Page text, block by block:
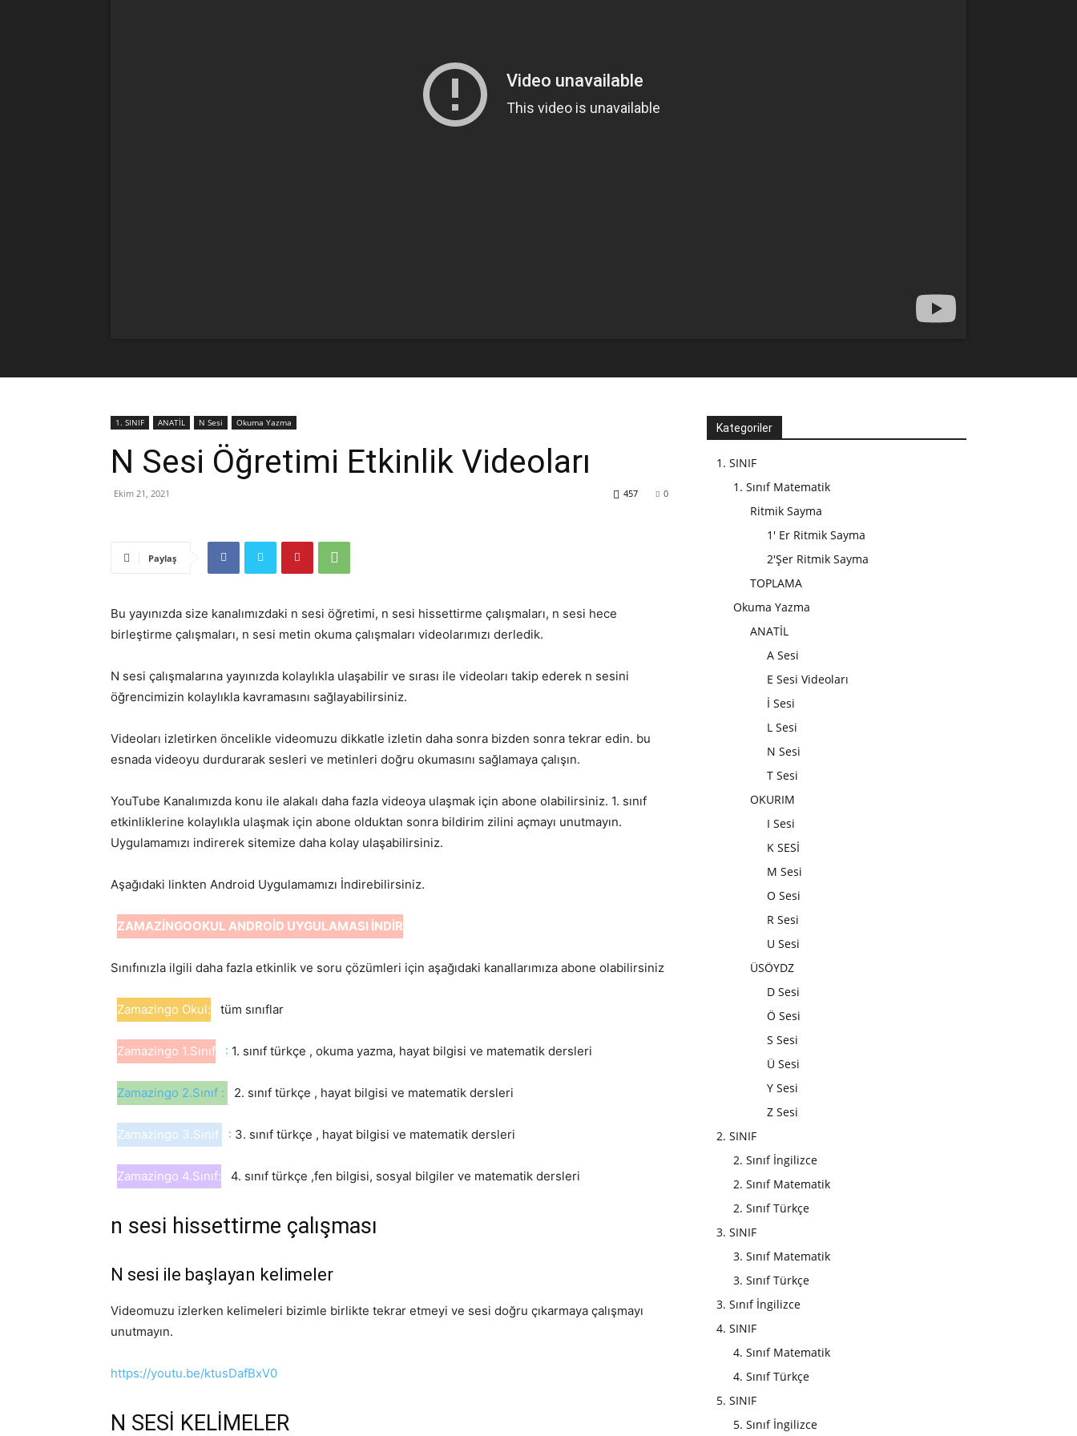
1. SINIF ANATİL N Sesi Okuma Yazma
N Sesi Öğretimi Etkinlik Videoları
Ekim 21, 2021 0
457
Paylaş
Bu yayınızda size kanalımızdaki n sesi öğretimi, n sesi hissettirme çalışmaları, n sesi hece
birleştirme çalışmaları, n sesi metin okuma çalışmaları videolarımızı derledik.
N sesi çalışmalarına yayınızda kolaylıkla ulaşabilir ve sırası ile videoları takip ederek n sesini
öğrencimizin kolaylıkla kavramasını sağlayabilirsiniz.
Videoları izletirken öncelikle videomuzu dikkatle izletin daha sonra bizden sonra tekrar edin. bu
esnada videoyu durdurarak sesleri ve metinleri doğru okumasını sağlamaya çalışın.
YouTube Kanalımızda konu ile alakalı daha fazla videoya ulaşmak için abone olabilirsiniz. 1. sınıf
etkinliklerine kolaylıkla ulaşmak için abone olduktan sonra bildirim zilini açmayı unutmayın.
Uygulamamızı indirerek sitemize daha kolay ulaşabilirsiniz.
Aşağıdaki linkten Android Uygulamamızı İndirebilirsiniz.
ZAMAZİNGOOKUL ANDROİD UYGULAMASI İNDİR
Sınıfınızla ilgili daha fazla etkinlik ve soru çözümleri için aşağıdaki kanallarımıza abone olabilirsiniz
Zamazingo Okul: tüm sınıflar
Zamazingo 1.Sınıf : 1. sınıf türkçe , okuma yazma, hayat bilgisi ve matematik dersleri
Zamazingo 2.Sınıf : 2. sınıf türkçe , hayat bilgisi ve matematik dersleri
Zamazingo 3.Sınıf : 3. sınıf türkçe , hayat bilgisi ve matematik dersleri
Zamazingo 4.Sınıf: 4. sınıf türkçe ,fen bilgisi, sosyal bilgiler ve matematik dersleri
n sesi hissettirme çalışması
N sesi ile başlayan kelimeler
Videomuzu izlerken kelimeleri bizimle birlikte tekrar etmeyi ve sesi doğru çıkarmaya çalışmayı
unutmayın.
https://youtu.be/ktusDafBxV0
N SESİ KELİMELER
Kategoriler
1. SINIF
1. Sınıf Matematik
Ritmik Sayma
1' Er Ritmik Sayma
2'Şer Ritmik Sayma
TOPLAMA
Okuma Yazma
ANATİL
A Sesi
E Sesi Videoları
İ Sesi
L Sesi
N Sesi
T Sesi
OKURIM
I Sesi
K SESİ
M Sesi
O Sesi
R Sesi
U Sesi
ÜSÖYDZ
D Sesi
Ö Sesi
S Sesi
Ü Sesi
Y Sesi
Z Sesi
2. SINIF
2. Sınıf İngilizce
2. Sınıf Matematik
2. Sınıf Türkçe
3. SINIF
3. Sınıf Matematik
3. Sınıf Türkçe
3. Sınıf İngilizce
4. SINIF
4. Sınıf Matematik
4. Sınıf Türkçe
5. SINIF
5. Sınıf İngilizce